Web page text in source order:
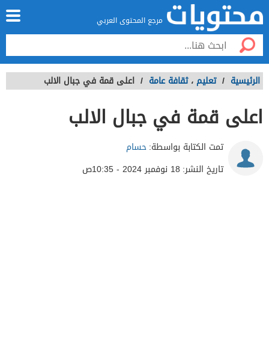
مرجع المحتوى العربي
الرئيسية / تعليم ، ثقافة عامة / اعلى قمة في جبال الالب
اعلى قمة في جبال الالب
تمت الكتابة بواسطة:حسام
تاريخ النشر: 18 نوفمبر 2024 - 10:35ص